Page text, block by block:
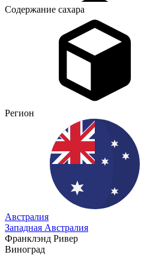
Содержание сахара
Регион
Австралия
Западная Австралия
Франклэнд Ривер
Виноград